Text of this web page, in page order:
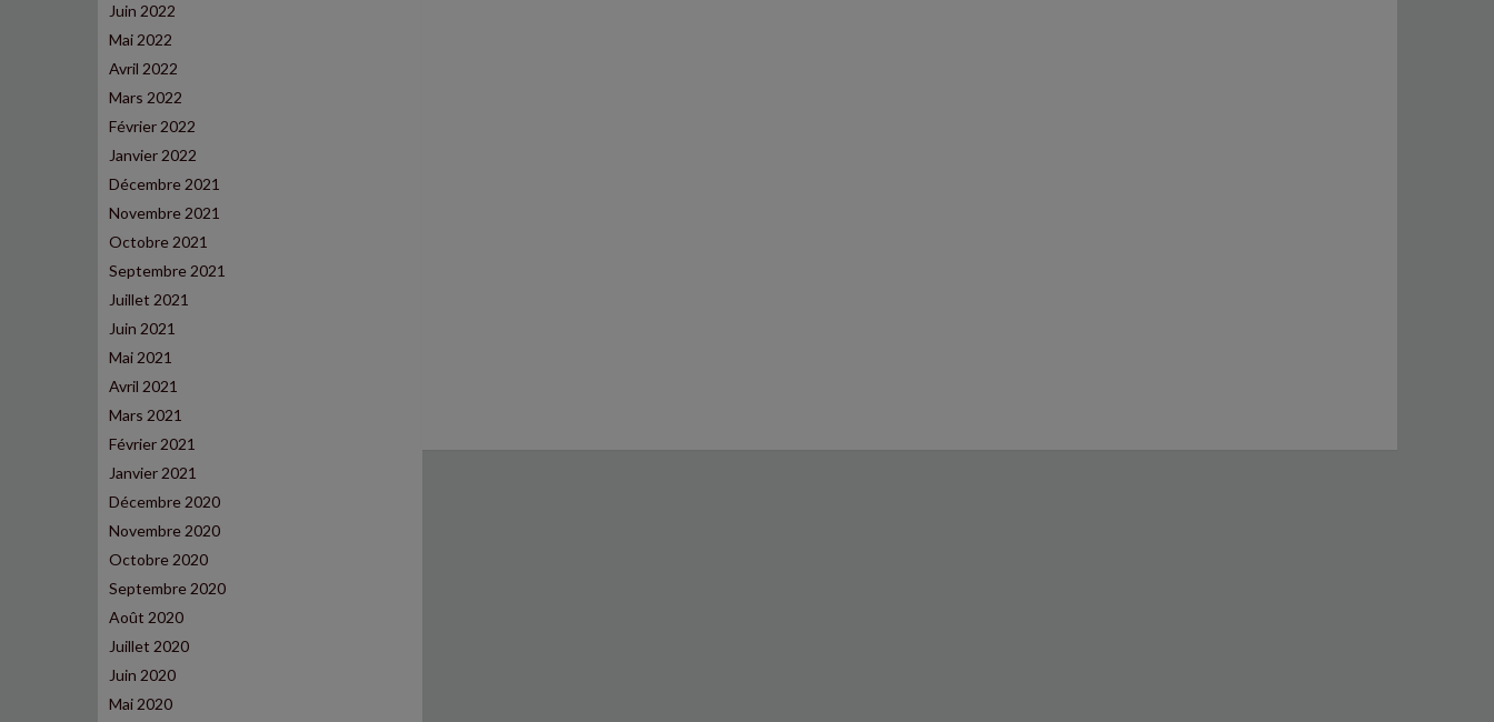
Juin 2022
Mai 2022
Avril 2022
Mars 2022
Février 2022
Janvier 2022
Décembre 2021
Novembre 2021
Octobre 2021
Septembre 2021
Juillet 2021
Juin 2021
Mai 2021
Avril 2021
Mars 2021
Février 2021
Janvier 2021
Décembre 2020
Novembre 2020
Octobre 2020
Septembre 2020
Août 2020
Juillet 2020
Juin 2020
Mai 2020